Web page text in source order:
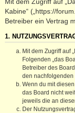
Kabine“ („https://
Betreiber ein Vertrag
1.
Mit dem Zugriff auf
Folgenden „das
Betreiber des
den
Wenn du mit
das Board nicht
jeweils die an
Der